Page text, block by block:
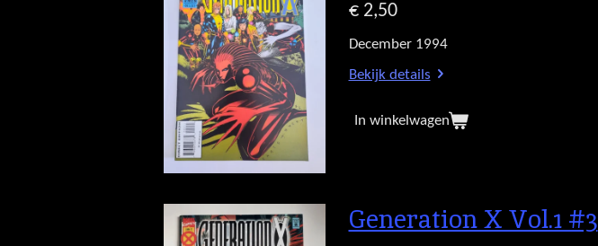
€ 2,50
December 1994
Bekijk details
In winkelwagen
Generation X Vol.1 #3